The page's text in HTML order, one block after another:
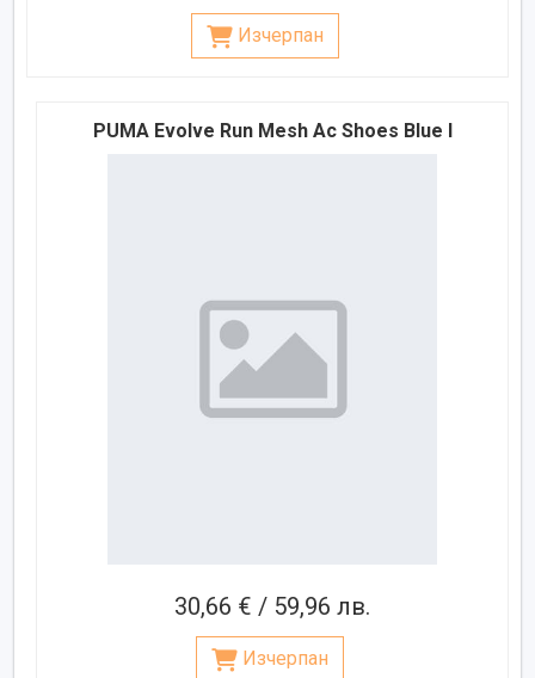
Изчерпан
PUMA Evolve Run Mesh Ac Shoes Blue I
30,66 € / 59,96 лв.
Изчерпан